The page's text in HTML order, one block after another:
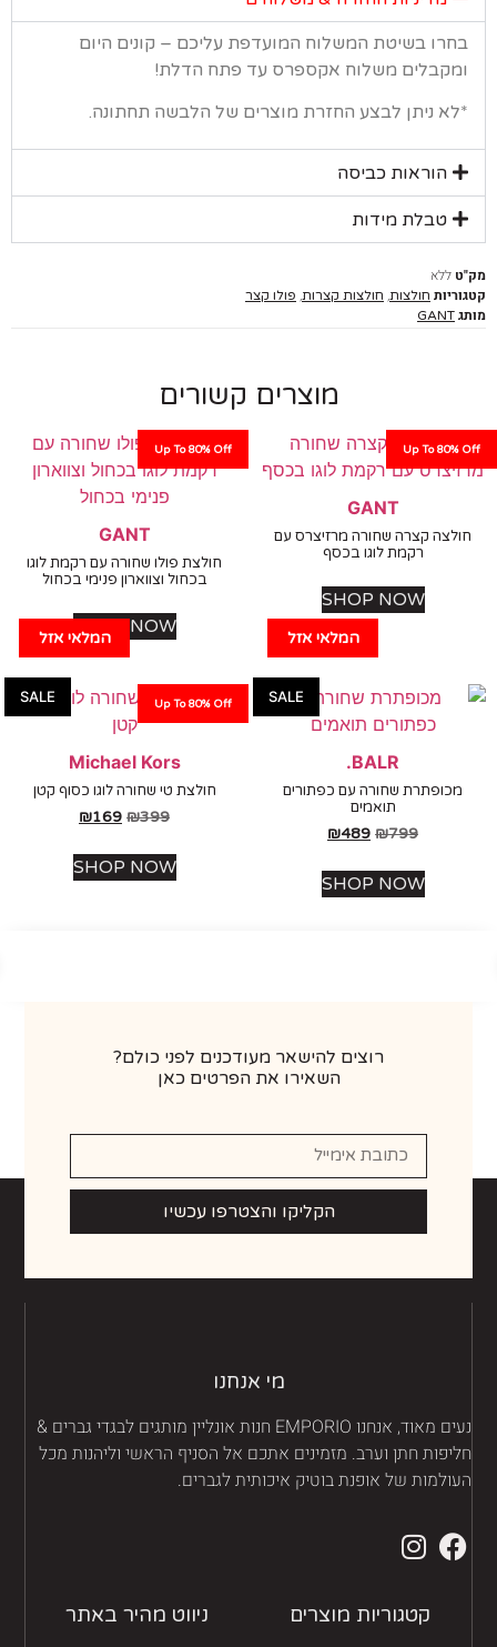
בשיטת המשלוח המועדפת עליכם – קונים היום
משלוח אקספרס עד פתח הדלת!
ניתן לבצע החזרת מוצרים של הלבשה תחתונה.
הוראות כביסה
טבלת מידות
ללא
חולצות ,חולצות קצרות ,פולו קצר
GANT
מוצרים קשורים
Up To
המלאי אזל
GANT
קצרה שחורה מרזיצרס עם
רקמת לוגו בכסף
SHOP NOW
Up To 80% Off
המלאי אזל
GANT
חולצת פולו שחורה עם רקמת לוגו
בכחול וצווארון פנימי בכחול
SHOP NOW
SALE
BALR.
שחורה עם כפתורים
תואמים
₪
₪489
SHOP NOW
SALE Up To 80% Off
Michael Kors
חולצת טי שחורה לוגו כסוף קטן
₪
₪169
SHOP NOW
רוצים להישאר מעודכנים לפני כולם?
השאירו את הפרטים כאן
הקליקו והצטרפו עכשיו
מי אנחנו
נעים מאוד, אנחנו EMPORIO חנות אונליין מותגים לבגדי גברים &
חתן וערב. מזמינים אתכם אל הסניף הראשי וליהנות מכל
של אופנת בוטיק איכותית לגברים.
קטגוריות מוצרים
ניווט מהיר באתר